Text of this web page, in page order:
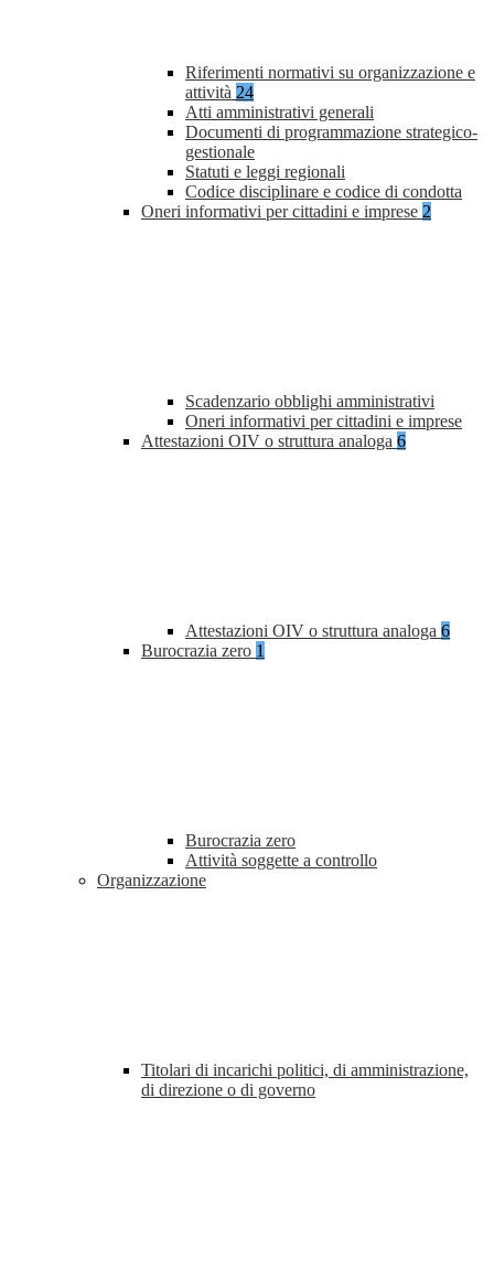
Riferimenti normativi su organizzazione e
attività 24
Atti amministrativi generali
Documenti di programmazione strategico-
gestionale
Statuti e leggi regionali
Codice disciplinare e codice di condotta
Oneri informativi per cittadini e imprese 2
Scadenzario obblighi amministrativi
Oneri informativi per cittadini e imprese
Attestazioni OIV o struttura analoga 6
Attestazioni OIV o struttura analoga 6
Burocrazia zero 1
Burocrazia zero
Attività soggette a controllo
Organizzazione
Titolari di incarichi politici, di amministrazione,
di direzione o di governo